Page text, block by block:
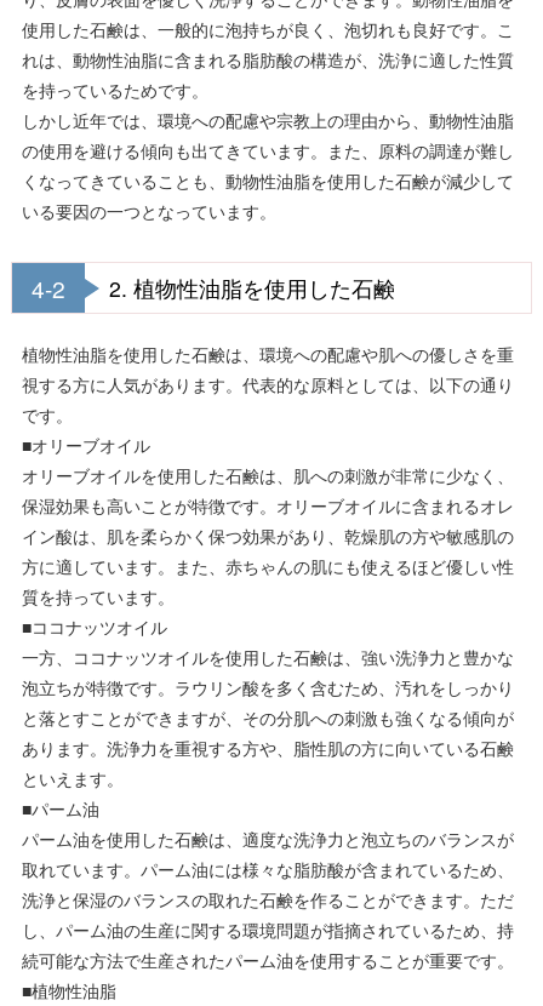
使用した石鹸は、一般的に泡持ちが良く、泡切れも良好です。こ
れは、動物性油脂に含まれる脂肪酸の構造が、洗浄に適した性質
を持っているためです。
しかし近年では、環境への配慮や宗教上の理由から、動物性油脂
の使用を避ける傾向も出てきています。また、原料の調達が難し
くなってきていることも、動物性油脂を使用した石鹸が減少して
いる要因の一つとなっています。
4-2 2. 植物性油脂を使用した石鹸
植物性油脂を使用した石鹸は、環境への配慮や肌への優しさを重
視する方に人気があります。代表的な原料としては、以下の通り
です。
■オリーブオイル
オリーブオイルを使用した石鹸は、肌への刺激が非常に少なく、
保湿効果も高いことが特徴です。オリーブオイルに含まれるオレ
イン酸は、肌を柔らかく保つ効果があり、乾燥肌の方や敏感肌の
方に適しています。また、赤ちゃんの肌にも使えるほど優しい性
質を持っています。
■ココナッツオイル
一方、ココナッツオイルを使用した石鹸は、強い洗浄力と豊かな
泡立ちが特徴です。ラウリン酸を多く含むため、汚れをしっかり
と落とすことができますが、その分肌への刺激も強くなる傾向が
あります。洗浄力を重視する方や、脂性肌の方に向いている石鹸
といえます。
■パーム油
パーム油を使用した石鹸は、適度な洗浄力と泡立ちのバランスが
取れています。パーム油には様々な脂肪酸が含まれているため、
洗浄と保湿のバランスの取れた石鹸を作ることができます。ただ
し、パーム油の生産に関する環境問題が指摘されているため、持
続可能な方法で生産されたパーム油を使用することが重要です。
■植物性油脂